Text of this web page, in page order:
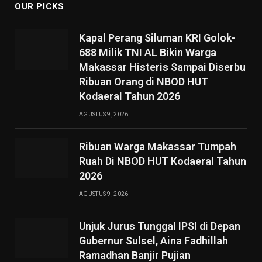
OUR PICKS
Kapal Perang Siluman KRI Golok-
688 Milik TNI AL Bikin Warga
Makassar Histeris Sampai Diserbu
Ribuan Orang di NBOD HUT
Kodaeral Tahun 2026
AGUSTUS 9, 2026
Ribuan Warga Makassar Tumpah
Ruah Di NBOD HUT Kodaeral Tahun
2026
AGUSTUS 9, 2026
Unjuk Jurus Tunggal IPSI di Depan
Gubernur Sulsel, Aina Fadhillah
Ramadhan Banjir Pujian